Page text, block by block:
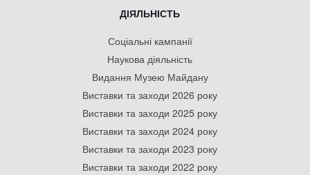
ДІЯЛЬНІСТЬ
Соціальні кампанії
Наукова діяльність
Видання Музею Майдану
Виставки та заходи 2026 року
Виставки та заходи 2025 року
Виставки та заходи 2024 року
Виставки та заходи 2023 року
Виставки та заходи 2022 року